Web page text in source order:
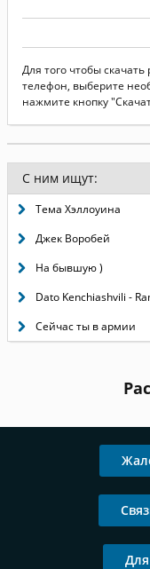
Для того чтобы
телефон, выберите
нажмите кнопку
С ним ищут:
Тема Хэллоуина
Джек Воробей
На бывшую )
Dato Kenchiashvili -
Сейчас ты в армии